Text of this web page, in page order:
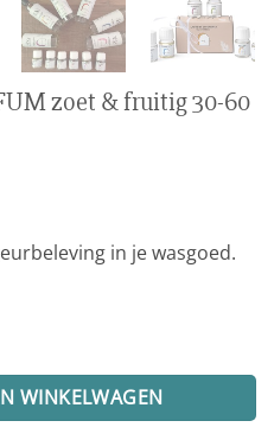
zoet & fruitig 30-60
in je wasgoed.
& fruitig 30-60 wasbeurten aantal
WINKELWAGEN